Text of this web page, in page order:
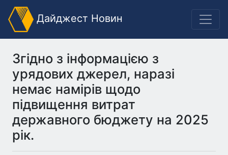
Дайджест Новин
Згідно з інформацією з
урядових джерел, наразі
немає намірів щодо
підвищення витрат
державного бюджету на 2025
рік.